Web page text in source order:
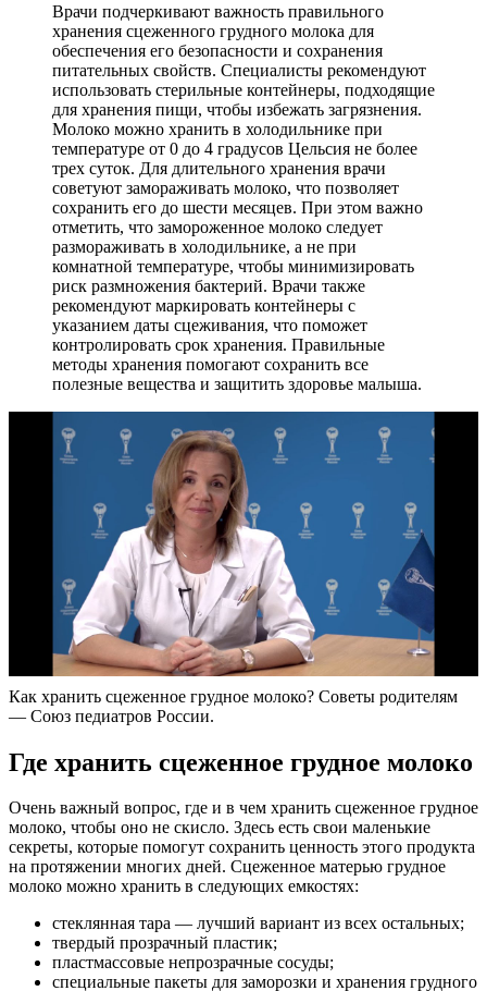
Врачи подчеркивают важность правильного
хранения сцеженного грудного молока для
обеспечения его безопасности и сохранения
питательных свойств. Специалисты рекомендуют
использовать стерильные контейнеры, подходящие
для хранения пищи, чтобы избежать загрязнения.
Молоко можно хранить в холодильнике при
температуре от 0 до 4 градусов Цельсия не более
трех суток. Для длительного хранения врачи
советуют замораживать молоко, что позволяет
сохранить его до шести месяцев. При этом важно
отметить, что замороженное молоко следует
размораживать в холодильнике, а не при
комнатной температуре, чтобы минимизировать
риск размножения бактерий. Врачи также
рекомендуют маркировать контейнеры с
указанием даты сцеживания, что поможет
контролировать срок хранения. Правильные
методы хранения помогают сохранить все
полезные вещества и защитить здоровье малыша.
Как хранить сцеженное грудное молоко? Советы родителям
— Союз педиатров России.
Где хранить сцеженное грудное молоко
Очень важный вопрос, где и в чем хранить сцеженное грудное
молоко, чтобы оно не скисло. Здесь есть свои маленькие
секреты, которые помогут сохранить ценность этого продукта
на протяжении многих дней. Сцеженное матерью грудное
молоко можно хранить в следующих емкостях:
стеклянная тара — лучший вариант из всех остальных;
твердый прозрачный пластик;
пластмассовые непрозрачные сосуды;
специальные пакеты для заморозки и хранения грудного